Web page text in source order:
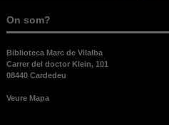
On som?
Biblioteca Marc de Vilalba
Carrer del doctor Klein, 101
08440 Cardedeu
Veure Mapa